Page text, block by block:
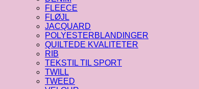
FLEECE
FLØJL
JACQUARD
POLYESTERBLANDINGER
QUILTEDE KVALITETER
RIB
TEKSTIL TIL SPORT
TWILL
TWEED